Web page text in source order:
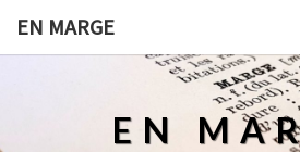
EN MARGE
EN